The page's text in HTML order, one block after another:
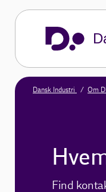
Dansk Industri Om DI
Find